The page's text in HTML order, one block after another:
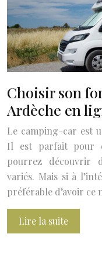
Choisir son
Ardèche en
Le camping-car est
Il est parfait pour
pourrez découvrir
variés. Mais si à
préférable d’avoir ce
Lire la suite